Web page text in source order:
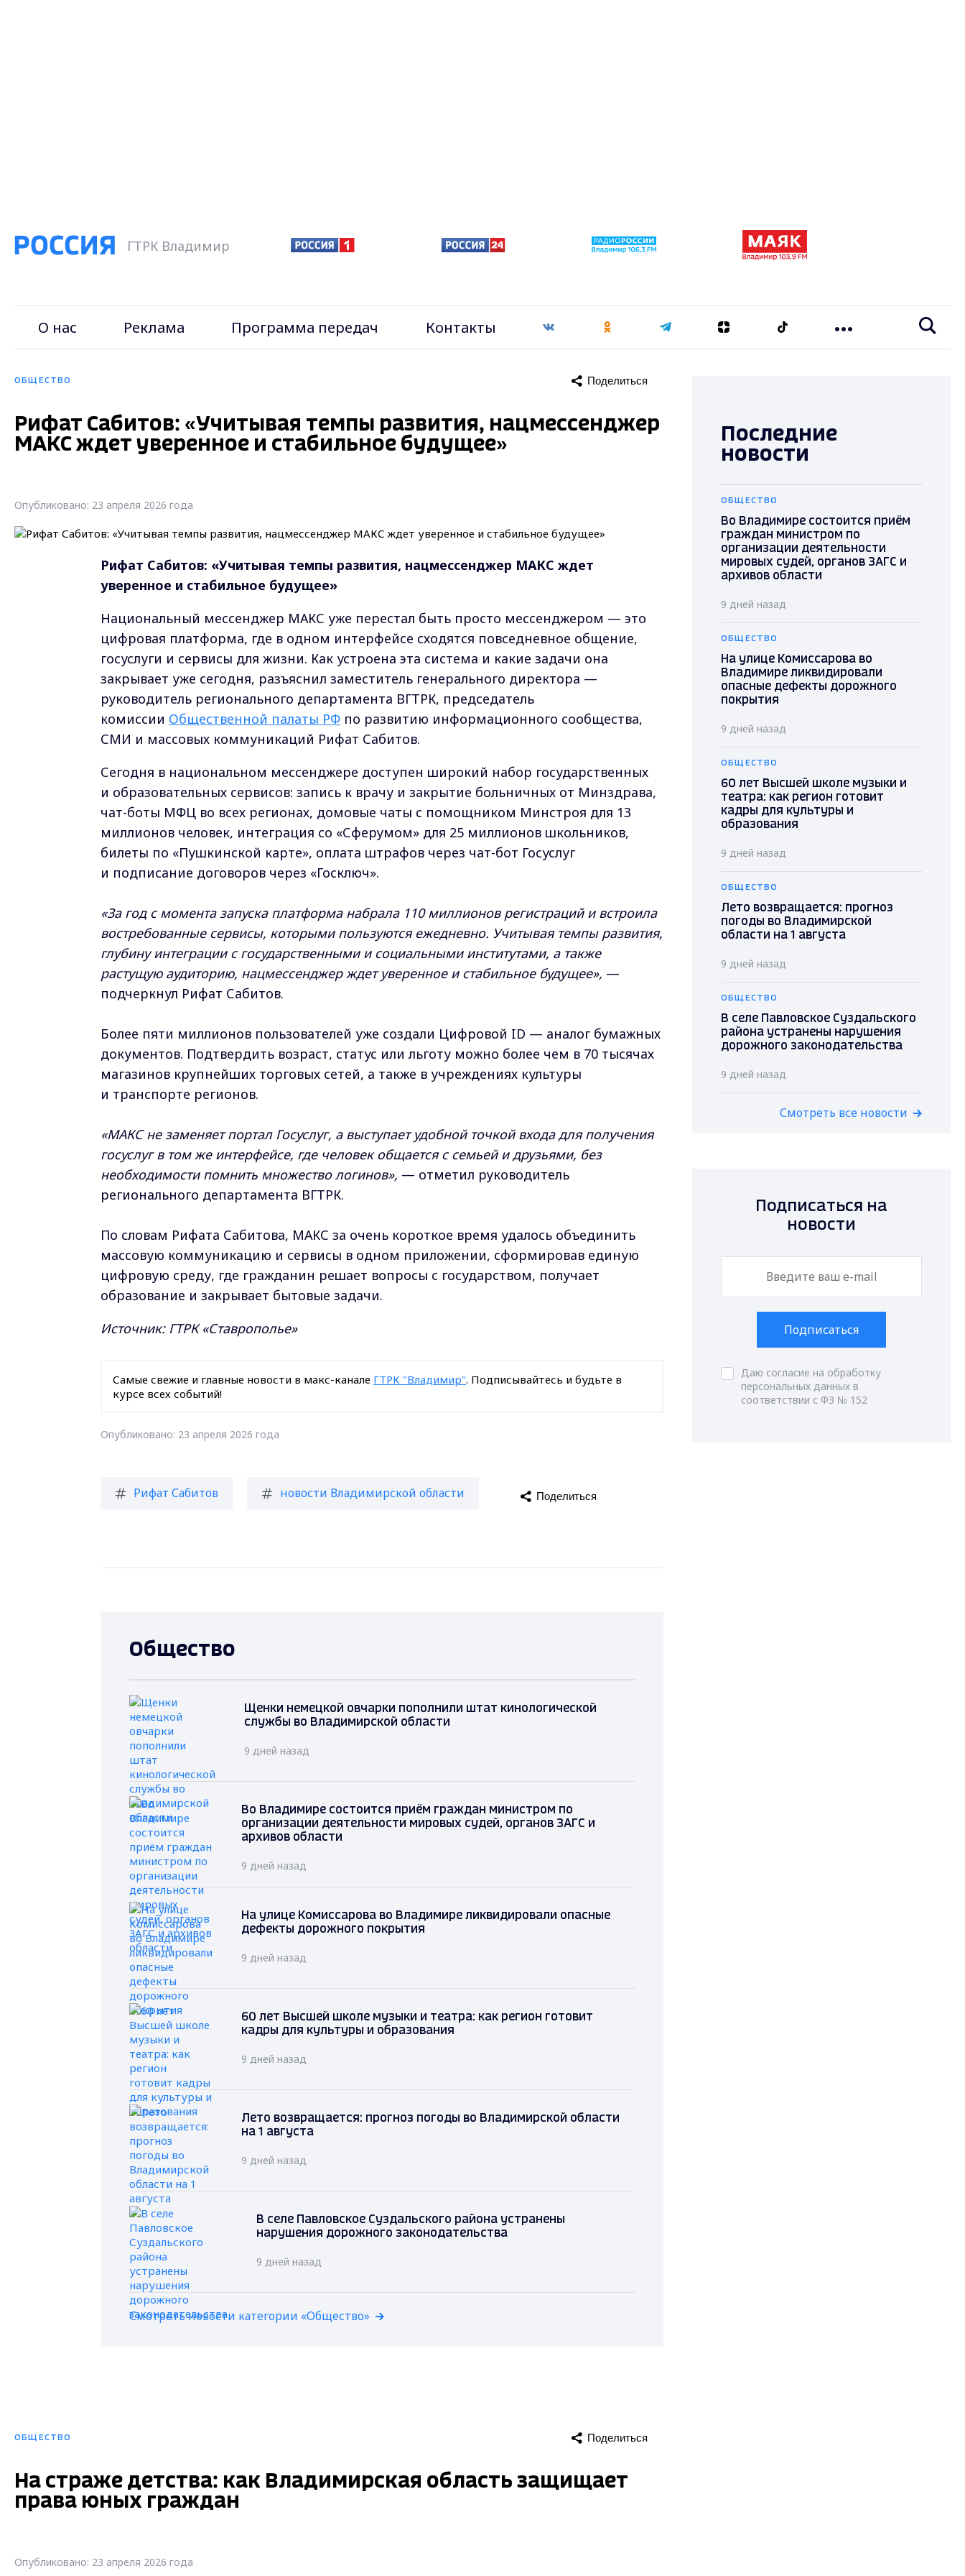
ГТРК Владимир
О нас Реклама Программа передач Контакты
ОБЩЕСТВО Поделиться
Рифат Сабитов: «Учитывая темпы развития, нацмессенджер
МАКС ждет уверенное и стабильное будущее»
Опубликовано: 23 апреля 2026 года
Рифат Сабитов: «Учитывая темпы развития, нацмессенджер МАКС ждет
уверенное и стабильное будущее»
Национальный мессенджер МАКС уже перестал быть просто мессенджером — это
цифровая платформа, где в одном интерфейсе сходятся повседневное общение,
госуслуги и сервисы для жизни. Как устроена эта система и какие задачи она
закрывает уже сегодня, разъяснил заместитель генерального директора —
руководитель регионального департамента ВГТРК, председатель
комиссии Общественной палаты РФ по развитию информационного сообщества,
СМИ и массовых коммуникаций Рифат Сабитов.
Сегодня в национальном мессенджере доступен широкий набор государственных
и образовательных сервисов: запись к врачу и закрытие больничных от Минздрава,
чат-боты МФЦ во всех регионах, домовые чаты с помощником Минстроя для 13
миллионов человек, интеграция со «Сферумом» для 25 миллионов школьников,
билеты по «Пушкинской карте», оплата штрафов через чат-бот Госуслуг
и подписание договоров через «Госключ».
«За год с момента запуска платформа набрала 110 миллионов регистраций и встроила
востребованные сервисы, которыми пользуются ежедневно. Учитывая темпы развития,
глубину интеграции с государственными и социальными институтами, а также
растущую аудиторию, нацмессенджер ждет уверенное и стабильное будущее», —
подчеркнул Рифат Сабитов.
Более пяти миллионов пользователей уже создали Цифровой ID — аналог бумажных
документов. Подтвердить возраст, статус или льготу можно более чем в 70 тысячах
магазинов крупнейших торговых сетей, а также в учреждениях культуры
и транспорте регионов.
«МАКС не заменяет портал Госуслуг, а выступает удобной точкой входа для получения
госуслуг в том же интерфейсе, где человек общается с семьей и друзьями, без
необходимости помнить множество логинов», — отметил руководитель
регионального департамента ВГТРК.
По словам Рифата Сабитова, МАКС за очень короткое время удалось объединить
массовую коммуникацию и сервисы в одном приложении, сформировав единую
цифровую среду, где гражданин решает вопросы с государством, получает
образование и закрывает бытовые задачи.
Источник: ГТРК «Ставрополье»
Самые свежие и главные новости в макс-канале ГТРК "Владимир". Подписывайтесь и будьте в
курсе всех событий!
Опубликовано: 23 апреля 2026 года
Рифат Сабитов новости Владимирской области Поделиться
Общество
Щенки немецкой овчарки пополнили штат кинологической
службы во Владимирской области
9 дней назад
Во Владимире состоится приём граждан министром по
организации деятельности мировых судей, органов ЗАГС и
архивов области
9 дней назад
На улице Комиссарова во Владимире ликвидировали опасные
дефекты дорожного покрытия
9 дней назад
60 лет Высшей школе музыки и театра: как регион готовит
кадры для культуры и образования
9 дней назад
Лето возвращается: прогноз погоды во Владимирской области
на 1 августа
9 дней назад
В селе Павловское Суздальского района устранены
нарушения дорожного законодательства
9 дней назад
Смотреть новости категории «Общество»
ОБЩЕСТВО Поделиться
На страже детства: как Владимирская область защищает
права юных граждан
Опубликовано: 23 апреля 2026 года
Последние
новости
ОБЩЕСТВО
Во Владимире состоится приём
граждан министром по
организации деятельности
мировых судей, органов ЗАГС и
архивов области
9 дней назад
ОБЩЕСТВО
На улице Комиссарова во
Владимире ликвидировали
опасные дефекты дорожного
покрытия
9 дней назад
ОБЩЕСТВО
60 лет Высшей школе музыки и
театра: как регион готовит
кадры для культуры и
образования
9 дней назад
ОБЩЕСТВО
Лето возвращается: прогноз
погоды во Владимирской
области на 1 августа
9 дней назад
ОБЩЕСТВО
В селе Павловское Суздальского
района устранены нарушения
дорожного законодательства
9 дней назад
Смотреть все новости
Подписаться на
новости
Подписаться
Даю согласие на обработку
персональных данных в
соответствии с ФЗ № 152